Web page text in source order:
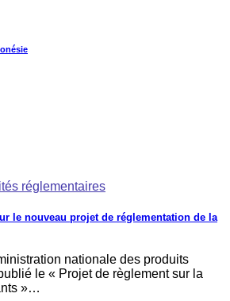
réglementaires
le nouveau projet de réglementation de la
nationale des produits
le « Projet de règlement sur la
»…